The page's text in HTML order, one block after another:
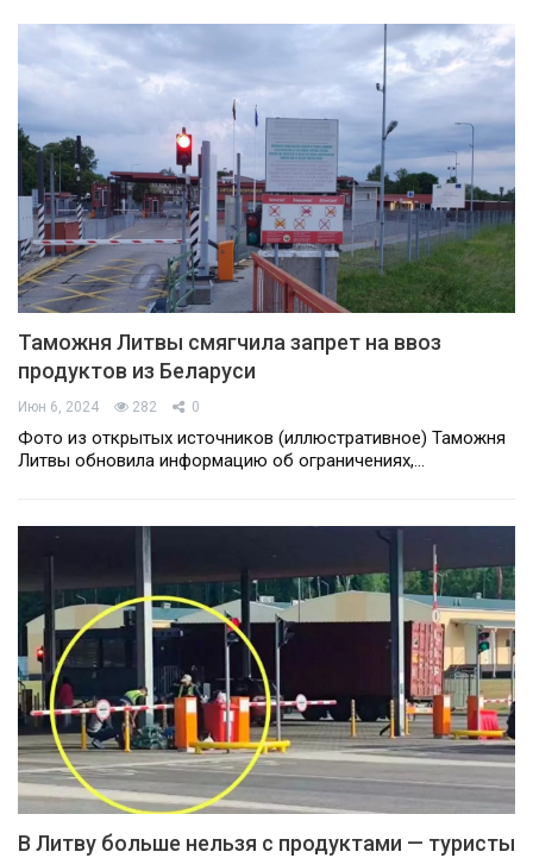
Таможня Литвы смягчила запрет на ввоз
продуктов из Беларуси
Июн 6, 2024 282 0
Фото из открытых источников (иллюстративное) Таможня
Литвы обновила информацию об ограничениях,…
В Литву больше нельзя с продуктами — туристы